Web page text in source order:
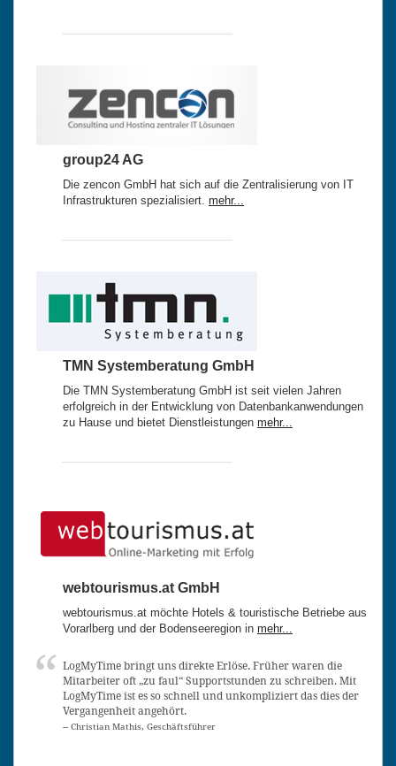
group24 AG
Die zencon GmbH hat sich auf die Zentralisierung von IT
Infrastrukturen spezialisiert. mehr...
TMN Systemberatung GmbH
Die TMN Systemberatung GmbH ist seit vielen Jahren
erfolgreich in der Entwicklung von Datenbankanwendungen
zu Hause und bietet Dienstleistungen mehr...
webtourismus.at GmbH
webtourismus.at möchte Hotels & touristische Betriebe aus
Vorarlberg und der Bodenseeregion in mehr...
LogMyTime bringt uns direkte Erlöse. Früher waren die
Mitarbeiter oft „zu faul“ Supportstunden zu schreiben. Mit
LogMyTime ist es so schnell und unkompliziert das dies der
Vergangenheit angehört.
-- Christian Mathis, Geschäftsführer